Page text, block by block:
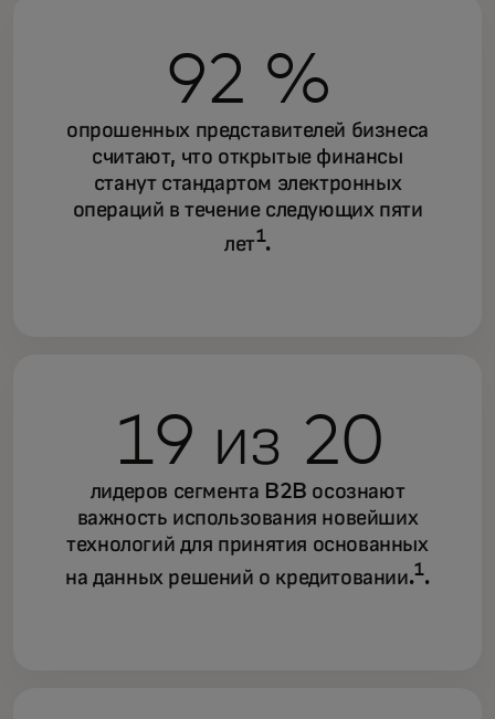
92 %
опрошенных представителей бизнеса
считают, что открытые финансы
станут стандартом электронных
операций в течение следующих пяти
лет1.
19 из 20
лидеров сегмента B2B осознают
важность использования новейших
технологий для принятия основанных
на данных решений о кредитовании.1.